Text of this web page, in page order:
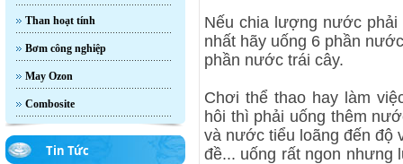
Than hoạt tính
Bơm công nghiệp
May Ozon
Combosite
Tin Tức
Nếu chia lượng nước phải
nhất hãy uống 6 phần
phần nước trái cây.
Chơi thể thao hay làm
hôi thì phải uống thêm
và nước tiểu loãng đến độ
đề... uống rất ngon nhưng